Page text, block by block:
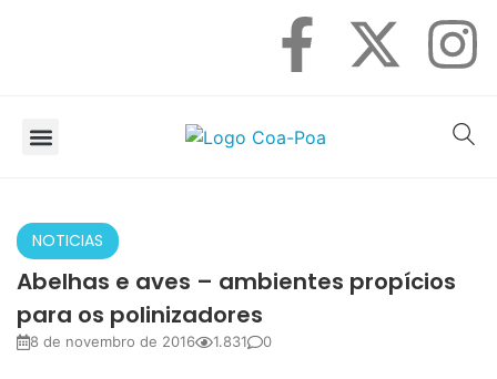
NOTICIAS
Abelhas e aves – ambientes propícios
para os polinizadores
8 de novembro de 2016 1.831 0